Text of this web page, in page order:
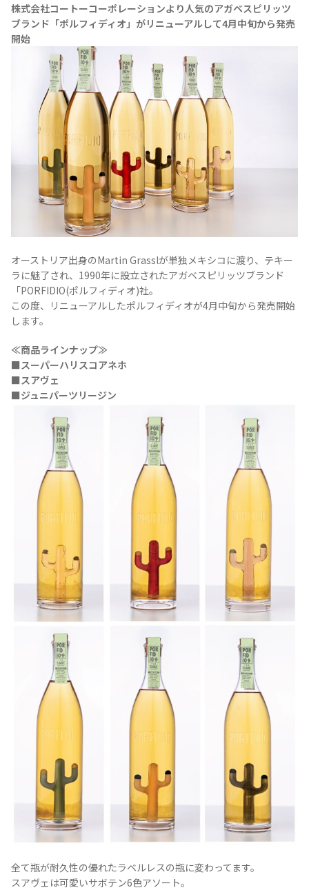
Topics List Events List
お問合せ
Contact
テキーラ・メスカルが飲める
バー＆レストラン
Bar & Restaurant
TEQUILA JOURNAL
テキーラのつくり方 テキーラマーケット
テキーラの飲み方 テキーラマップ
メキシコ料理
メキシコの記念日
イベント一覧
テキーラ・メスカルが 飲めるバー
＆レストラン
お問合せ プライバシーポリシー
株式会社コートーコーポレーションより人気のアガベスピリッツ
ブランド「ポルフィディオ」がリニューアルして4月中旬から発売
開始
オーストリア出身のMartin Grasslが単独メキシコに渡り、テキー
ラに魅了され、1990年に設立されたアガベスピリッツブランド
「PORFIDIO(ポルフィディオ)社。
この度、リニューアルしたポルフィディオが4月中旬から発売開始
します。
≪商品ラインナップ≫
■スーパーハリスコアネホ
■スアヴェ
■ジュニパーツリージン
全て瓶が耐久性の優れたラベルレスの瓶に変わってます。
スアヴェは可愛いサボテン6色アソート。